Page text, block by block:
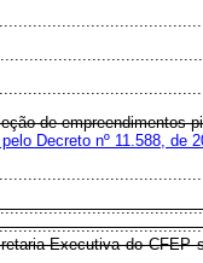
de empreendimentos
Decreto nº 11.588, de
Executiva do CFEP